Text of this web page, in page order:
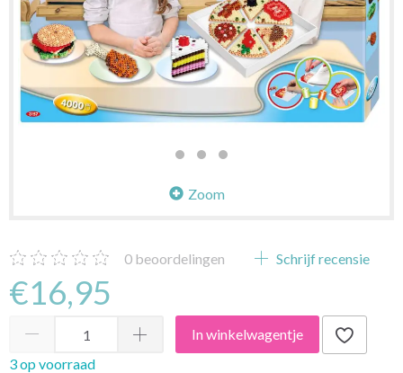
Zoom
0 beoordelingen Schrijf recensie
€16,95
In winkelwagentje
3 op voorraad